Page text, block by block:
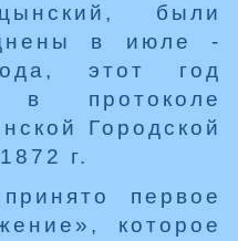
были
в июле -
этот год
в протоколе
Городской
г.
первое
которое